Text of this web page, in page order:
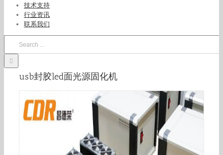
技术支持
行业资讯
联系我们
usb封胶led面光源固化机